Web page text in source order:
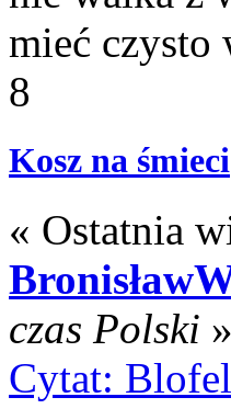
mieć czysto
8
Kosz na śmieci
« Ostatnia
czas Polski »
Cytat: